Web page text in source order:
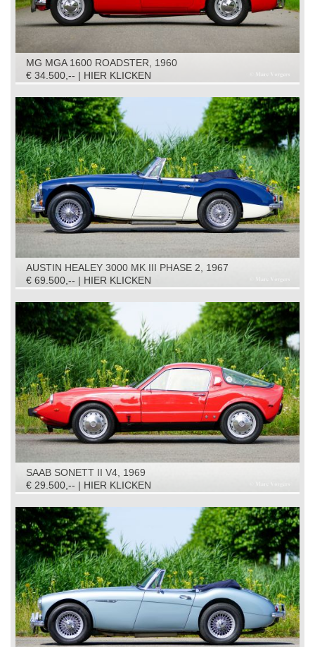
MG MGA 1600 ROADSTER, 1960
€ 34.500,-- | HIER KLICKEN
AUSTIN HEALEY 3000 MK III PHASE 2, 1967
€ 69.500,-- | HIER KLICKEN
SAAB SONETT II V4, 1969
€ 29.500,-- | HIER KLICKEN